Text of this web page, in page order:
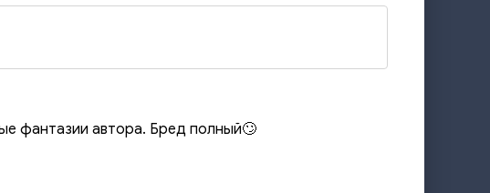
фантазии автора. Бред полный🙄